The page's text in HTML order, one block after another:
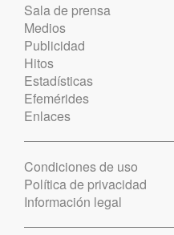
Sala de prensa
Medios
Publicidad
Hitos
Estadísticas
Efemérides
Enlaces
Condiciones de uso
Política de privacidad
Información legal